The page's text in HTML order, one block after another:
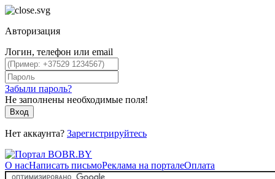
Авторизация
Логин, телефон или email
Забыли пароль?
Не заполнены необходимые поля!
Вход
Нет аккаунта? Зарегистрируйтесь
О насНаписать письмоРеклама на порталеОплата